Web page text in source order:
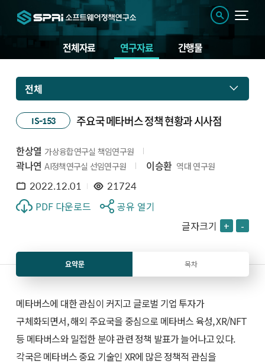
전체자료 연구자료 간행물
전체
IS-153 주요국 메타버스 정책 현황과 시사점
한상열 가상융합연구실 책임연구원
곽나연 AI정책연구실 선임연구원 이승환 역대 연구원
2022.12.01 21724
PDF 다운로드
공유 열기
글자크기 + -
요약문 목차
메타버스에 대한 관심이 커지고 글로벌 기업 투자가
구체화되면서, 해외 주요국을 중심으로 메타버스 육성, XR/NFT
등 메타버스와 밀접한 분야 관련 정책 발표가 늘어나고 있다.
각국은 메타버스 중요 기술인 XR에 많은 정책적 관심을